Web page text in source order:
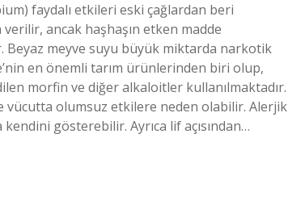
faydalı etkileri eski çağlardan beri
ancak haşhaşın etken madde
Beyaz meyve suyu büyük miktarda narkotik
en önemli tarım ürünlerinden biri olup,
morfin ve diğer alkaloitler kullanılmaktadır.
vücutta olumsuz etkilere neden olabilir. Alerjik
gösterebilir. Ayrıca lif açısından…